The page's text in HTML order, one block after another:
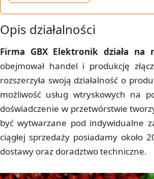
Opis działalności
Firma GBX Elektronik działa na
obejmował handel i produkcję
rozszerzyła swoją działalność o
możliwość usług wtryskowych na
doświadczenie w przetwórstwie
być wytwarzane pod indywidualne
ciągłej sprzedaży posiadamy
dostawy oraz doradztwo techniczne.